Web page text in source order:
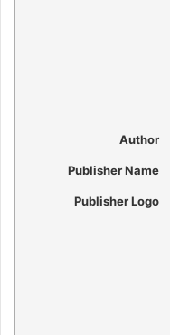
Author
Publisher Name
Publisher Logo